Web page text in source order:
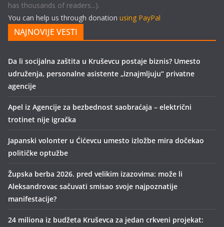
has thousands of readers...).
You can help us through donation using PayPal
NAJNOVIJE VESTI
Da li socijalna zaštita u Kruševcu postaje biznis? Umesto
udruženja, personalne asistente „iznajmljuju“ privatne
agencije
Apel iz Agencije za bezbednost saobraćaja – električni
trotinet nije igračka
Japanski volonter u Ćićevcu umesto izložbe mira dočekao
političke optužbe
Župska berba 2026. pred velikim izazovima: može li
Aleksandrovac sačuvati smisao svoje najpoznatije
manifestacije?
24 miliona iz budžeta Kruševca za jedan crkveni projekat: